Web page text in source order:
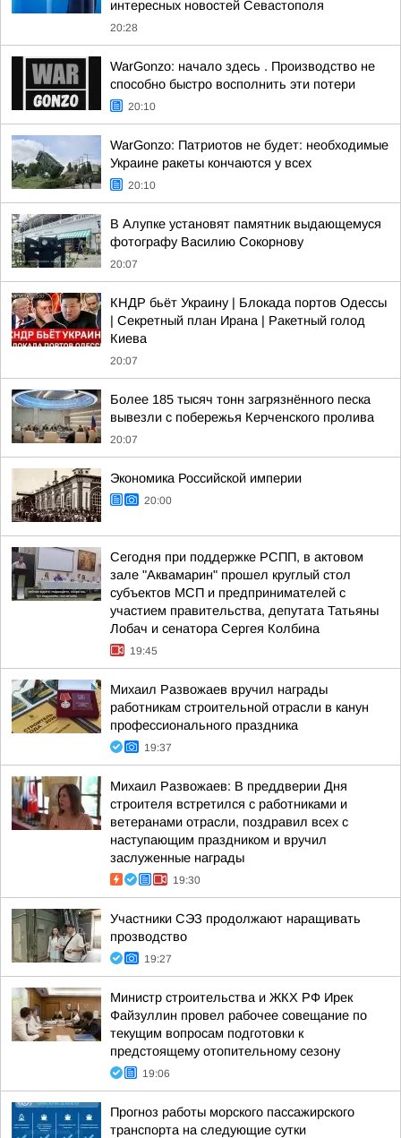
интересных новостей Севастополя
20:28
WarGonzo: начало здесь . Производство не
способно быстро восполнить эти потери
20:10
WarGonzo: Патриотов не будет: необходимые
Украине ракеты кончаются у всех
20:10
В Алупке установят памятник выдающемуся
фотографу Василию Сокорнову
20:07
КНДР бьёт Украину | Блокада портов Одессы
| Секретный план Ирана | Ракетный голод
Киева
20:07
Более 185 тысяч тонн загрязнённого песка
вывезли с побережья Керченского пролива
20:07
Экономика Российской империи
20:00
Сегодня при поддержке РСПП, в актовом
зале "Аквамарин" прошел круглый стол
субъектов МСП и предпринимателей с
участием правительства, депутата Татьяны
Лобач и сенатора Сергея Колбина
19:45
Михаил Развожаев вручил награды
работникам строительной отрасли в канун
профессионального праздника
19:37
Михаил Развожаев: В преддверии Дня
строителя встретился с работниками и
ветеранами отрасли, поздравил всех с
наступающим праздником и вручил
заслуженные награды
19:30
Участники СЭЗ продолжают наращивать
прозводство
19:27
Министр строительства и ЖКХ РФ Ирек
Файзуллин провел рабочее совещание по
текущим вопросам подготовки к
предстоящему отопительному сезону
19:06
Прогноз работы морского пассажирского
транспорта на следующие сутки